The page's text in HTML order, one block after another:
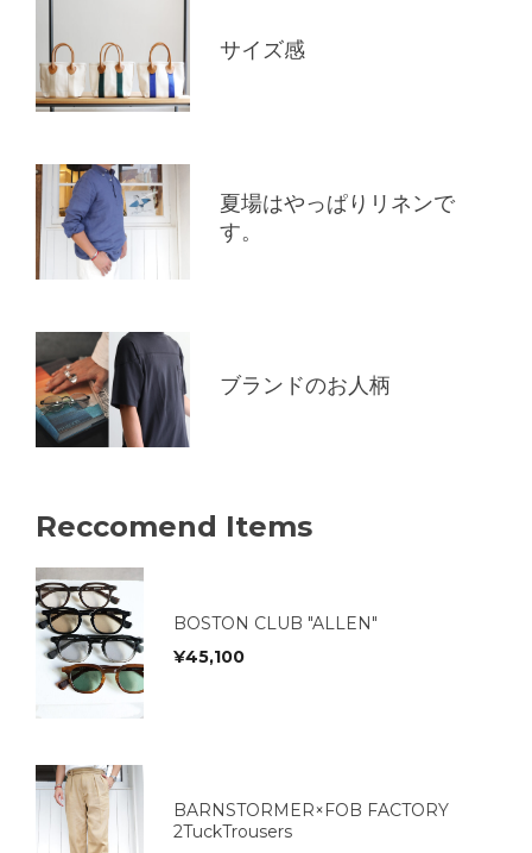
サイズ感
夏場はやっぱりリネンで
す。
ブランドのお人柄
Reccomend Items
BOSTON CLUB "ALLEN"
¥45,100
BARNSTORMER×FOB FACTORY
2TuckTrousers